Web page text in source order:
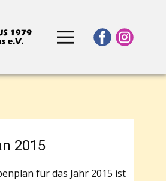
2015
für das Jahr 2015 ist